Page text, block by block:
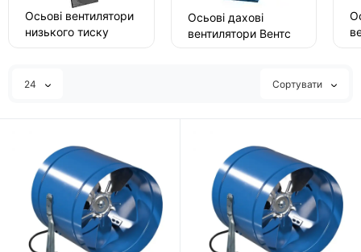
Осьові вентилятори
низького тиску
Осьові дахові
вентилятори Вентс
24 Сортувати